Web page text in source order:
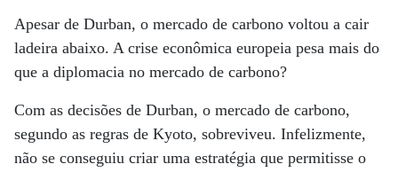
Apesar de Durban, o mercado de carbono voltou a cair
ladeira abaixo. A crise econômica europeia pesa mais do
que a diplomacia no mercado de carbono?
Com as decisões de Durban, o mercado de carbono,
segundo as regras de Kyoto, sobreviveu. Infelizmente,
não se conseguiu criar uma estratégia que permitisse o